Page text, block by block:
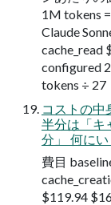
1M tokens
Claude
cache_read
configured
tokens ÷ 27
コストの中
半分は「キ
分」 何に
費目
$119.94